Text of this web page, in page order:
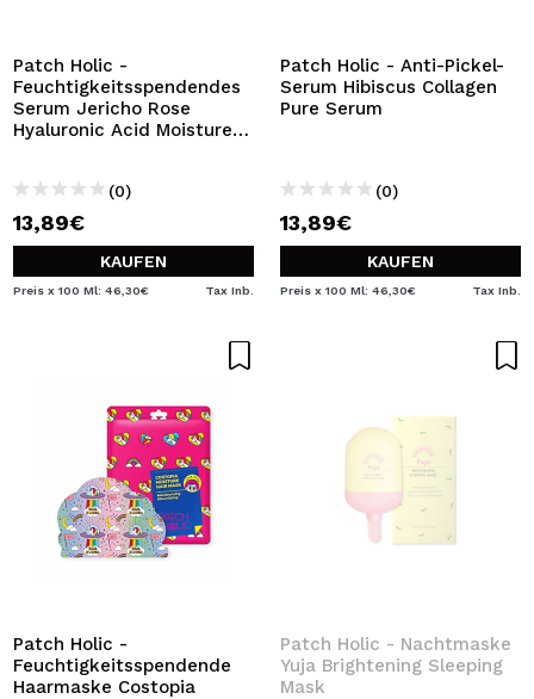
Durch die Erstellung eines Kontos bei Maquillalia.de
können Sie Ihre Einkäufe schnell tätigen, den Status Ihrer
Bestellungen überprüfen und Ihre bisherigen Vorgänge
BENUTZERKONTO ERSTELLEN
Patch Holic -
Feuchtigkeitsspendendes
Serum Jericho Rose
Hyaluronic Acid Moisture
(0)
13,89€
KAUFEN
Preis x 100 Ml: 46,30€ Tax Inb.
Patch Holic - Anti-Pickel-
Serum Hibiscus Collagen
Pure Serum
(0)
13,89€
KAUFEN
Preis x 100 Ml: 46,30€ Tax Inb.
Patch Holic -
Feuchtigkeitsspendende
Haarmaske Costopia
Patch Holic - Nachtmaske
Yuja Brightening Sleeping
Mask